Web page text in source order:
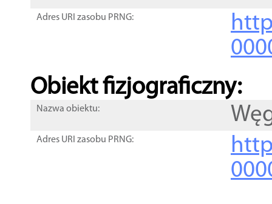
Adres URI zasobu PRNG:
Obiekt fizjograficzny:
Nazwa obiektu:
Adres URI zasobu PRNG: